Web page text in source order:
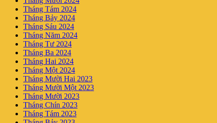
Tháng Tám 2024
Tháng Bảy 2024
Tháng Sáu 2024
Tháng Năm 2024
Tháng Tư 2024
Tháng Ba 2024
Tháng Hai 2024
Tháng Một 2024
Tháng Mười Hai 2023
Tháng Mười Một 2023
Tháng Mười 2023
Tháng Chín 2023
Tháng Tám 2023